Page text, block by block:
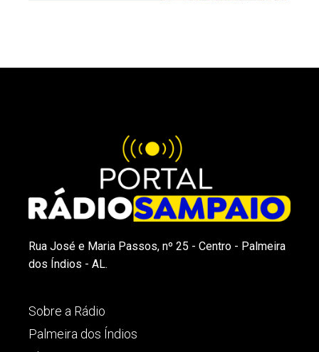
Rua José e Maria Passos, nº 25 - Centro - Palmeira
dos Índios - AL.
Sobre a Rádio
Palmeira dos Índios